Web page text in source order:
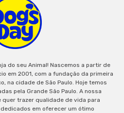
do seu Animal! Nascemos a partir de
em 2001, com a fundação da primeira
na cidade de São Paulo. Hoje temos
pela Grande São Paulo. A nossa
quer trazer qualidade de vida para
em oferecer um ótimo